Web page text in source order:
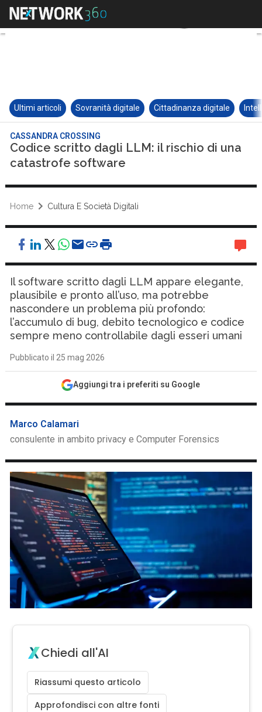
Ultimi articoli Sovranità digitale Cittadinanza digitale
CASSANDRA CROSSING
Codice scritto dagli LLM: il rischio di una
catastrofe software
Home Cultura E Società Digitali
Il software scritto dagli LLM appare elegante,
plausibile e pronto all’uso, ma potrebbe
nascondere un problema più profondo:
l’accumulo di bug, debito tecnologico e codice
sempre meno controllabile dagli esseri umani
Pubblicato il 25 mag 2026
Aggiungi tra i preferiti su Google
Marco Calamari
consulente in ambito privacy e Computer Forensics
Chiedi all'AI
Riassumi questo articolo
Approfondisci con altre fonti